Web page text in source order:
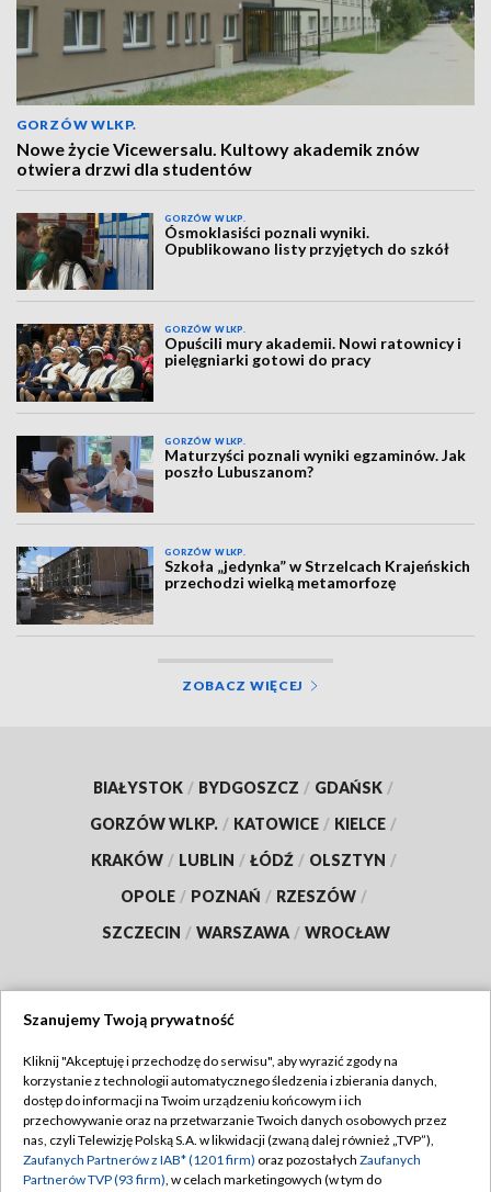
GORZÓW WLKP.
Nowe życie Vicewersalu. Kultowy akademik znów
otwiera drzwi dla studentów
GORZÓW WLKP.
Ósmoklasiści poznali wyniki.
Opublikowano listy przyjętych do szkół
GORZÓW WLKP.
Opuścili mury akademii. Nowi ratownicy i
pielęgniarki gotowi do pracy
GORZÓW WLKP.
Maturzyści poznali wyniki egzaminów. Jak
poszło Lubuszanom?
GORZÓW WLKP.
Szkoła „jedynka” w Strzelcach Krajeńskich
przechodzi wielką metamorfozę
ZOBACZ WIĘCEJ
BIAŁYSTOK / BYDGOSZCZ / GDAŃSK /
GORZÓW WLKP. / KATOWICE / KIELCE /
KRAKÓW / LUBLIN / ŁÓDŹ / OLSZTYN /
OPOLE / POZNAŃ / RZESZÓW /
SZCZECIN / WARSZAWA / WROCŁAW
TVP
Abonament TVP
Emisja w TVP
Regulamin TVP
Polityka prywatności
Szanujemy Twoją prywatność
Kliknij "Akceptuję i przechodzę do serwisu", aby wyrazić zgody na
korzystanie z technologii automatycznego śledzenia i zbierania danych,
dostęp do informacji na Twoim urządzeniu końcowym i ich
przechowywanie oraz na przetwarzanie Twoich danych osobowych przez
nas, czyli Telewizję Polską S.A. w likwidacji (zwaną dalej również „TVP”),
Zaufanych Partnerów z IAB* (1201 firm) oraz pozostałych Zaufanych
Partnerów TVP (93 firm), w celach marketingowych (w tym do